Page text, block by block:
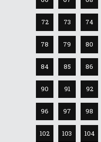
72 73 74
78 79 80
84 85 86
90 91 92
96 97 98
102 103 104